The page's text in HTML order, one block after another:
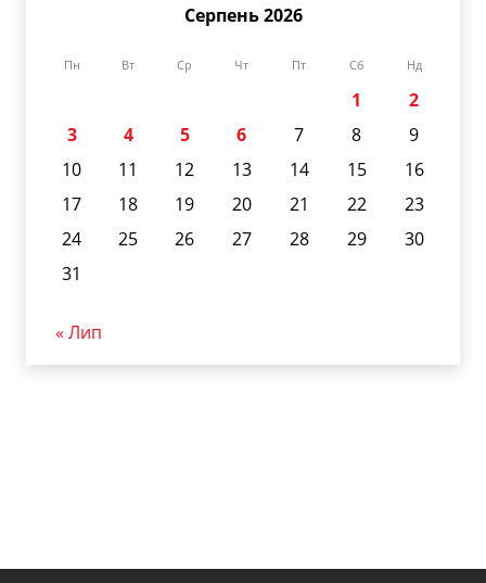
Серпень 2026
Пн Вт Ср Чт Пт Сб Нд
1
2
3
4 5 6 7 8
9
10
11 12 13 14 15
16
17
18 19 20 21 22
23
24
25 26 27 28 29
30
31
« Лип